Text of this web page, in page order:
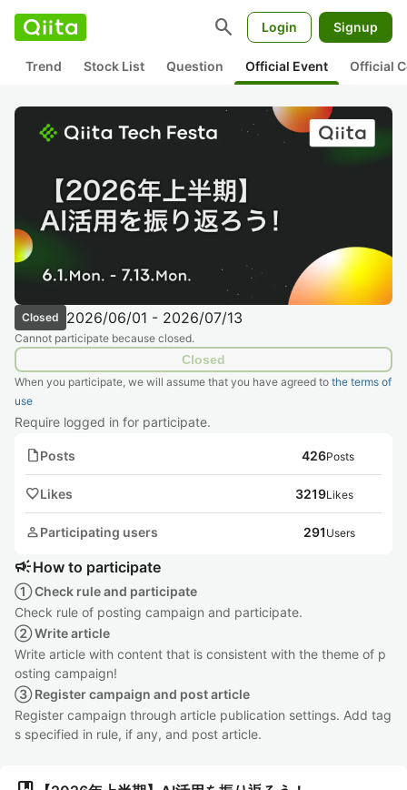
search Login Signup
Trend Stock List Question Official Event Official
Closed 2026/06/01 - 2026/07/13
Cannot participate because closed.
Closed
When you participate, we will assume that you have agreed to the terms of
use
Require logged in for participate.
notePosts 426Posts
favoriteLikes 3219Likes
personParticipating users 291 Users
campaignHow to participate
① Check rule and participate
Check rule of posting campaign and participate.
② Write article
Write article with content that is consistent with the theme of p
osting campaign!
③ Register campaign and post article
Register campaign through article publication settings. Add tag
s specified in rule, if any, and post article.